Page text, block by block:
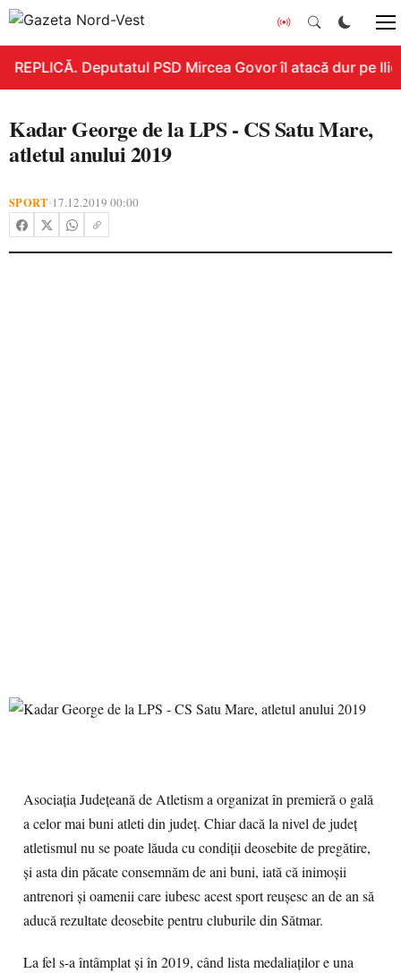
REPLICĂ. Deputatul PSD Mircea Govor îl atacă dur pe
Kadar George de la LPS - CS Satu Mare,
atletul anului 2019
SPORT•17.12.2019 00:00
Asociația Județeană de Atletism a organizat în premieră o gală
a celor mai buni atleti din județ. Chiar dacă la nivel de județ
atletismul nu se poate lăuda cu condiții deosebite de pregătire,
și asta din păcate consemnăm de ani buni, iată că inimoșii
antrenori și oamenii care iubesc acest sport reușesc an de an să
aducă rezultate deosebite pentru cluburile din Sătmar.
La fel s-a întâmplat și în 2019, când lista medaliaților e una